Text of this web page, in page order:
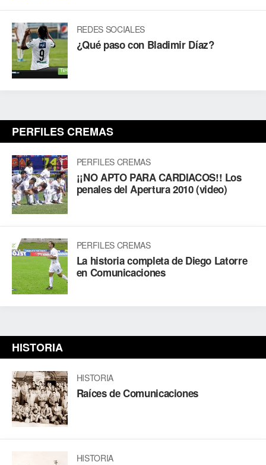
REDES SOCIALES
¿Qué paso con Bladimir Díaz?
PERFILES CREMAS
PERFILES CREMAS
¡¡NO APTO PARA CARDIACOS!! Los
penales del Apertura 2010 (video)
PERFILES CREMAS
La historia completa de Diego Latorre
en Comunicaciones
HISTORIA
HISTORIA
Raíces de Comunicaciones
HISTORIA